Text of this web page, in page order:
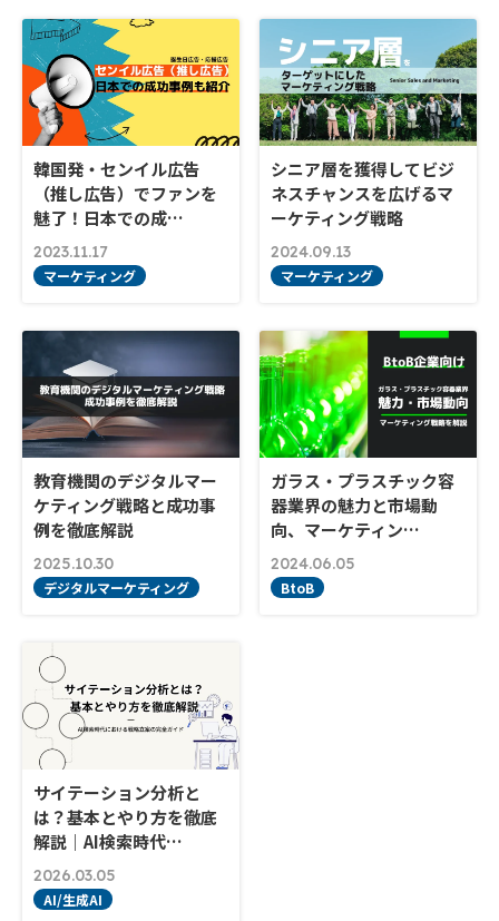
韓国発・センイル広告
（推し広告）でファンを
魅了！日本での成…
2023.11.17
マーケティング
シニア層を獲得してビジ
ネスチャンスを広げるマ
ーケティング戦略
2024.09.13
マーケティング
教育機関のデジタルマー
ケティング戦略と成功事
例を徹底解説
2025.10.30
デジタルマーケティング
ガラス・プラスチック容
器業界の魅力と市場動
向、マーケティン…
2024.06.05
BtoB
サイテーション分析と
は？基本とやり方を徹底
解説｜AI検索時代…
2026.03.05
AI/生成AI